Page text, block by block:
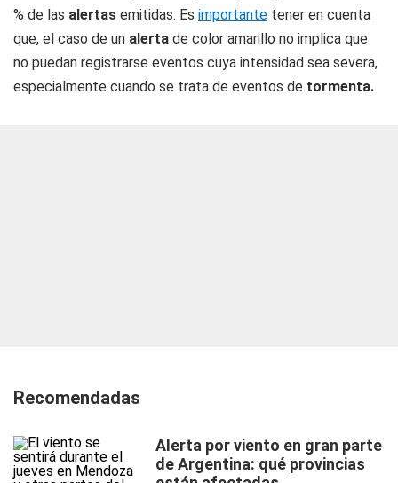
% de las alertas emitidas. Es importante tener en cuenta
que, el caso de un alerta de color amarillo no implica que
no puedan registrarse eventos cuya intensidad sea severa,
especialmente cuando se trata de eventos de tormenta.
Recomendadas
Alerta por viento en gran parte
de Argentina: qué provincias